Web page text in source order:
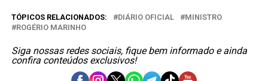
TÓPICOS RELACIONADOS: DIÁRIO OFICIAL
MINISTRO
ROGÉRIO MARINHO
Siga nossas redes sociais, fique bem informado e ainda
confira conteúdos exclusivos!